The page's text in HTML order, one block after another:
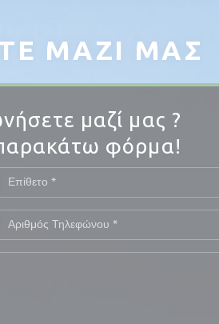
ΜΑΖΊ ΜΑΣ
μαζί μας ?
φόρμα!